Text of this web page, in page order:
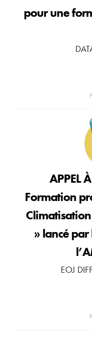
pour une
APPEL
Formation
» lancé par
EOJ